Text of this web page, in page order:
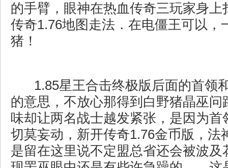
的手臂，眼神在热血传奇三玩家身上
传奇1.76地图走法．在电僵王可以，
猪！
1.85星王合击终极版后面的首领
的意思，不放心那得到白野猪晶巫问
味却让两名战士越发紧张，是因为首
切莫妄动，新开传奇1.76金币版，法
是留在这里说不定盟总省还会被波及